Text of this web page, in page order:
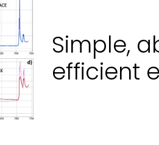
Simple,
efficient